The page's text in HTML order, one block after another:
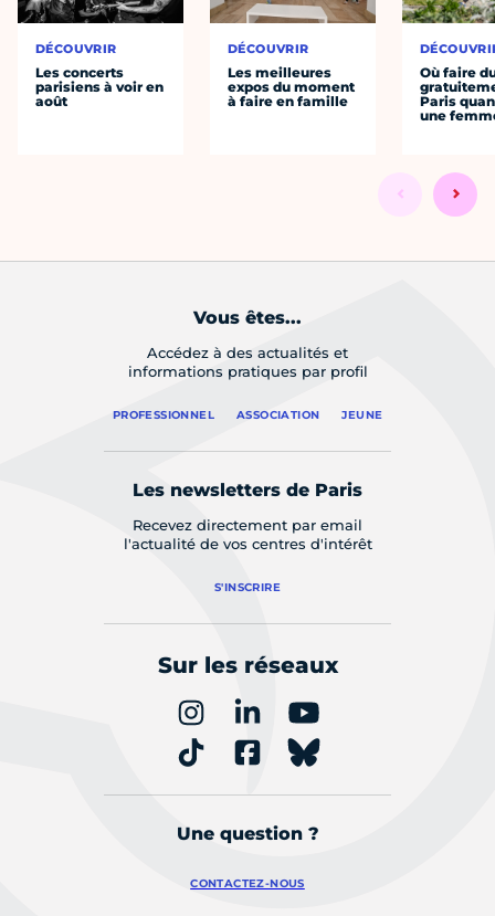
DÉCOUVRIR
Les concerts
parisiens à voir en
août
DÉCOUVRIR
Les meilleures
expos du moment
à faire en famille
Où faire
Paris
une
Vous êtes...
Accédez à des actualités et
informations pratiques par profil
PROFESSIONNEL ASSOCIATION JEUNE
Les newsletters de Paris
Recevez directement par email
l'actualité de vos centres d'intérêt
S'INSCRIRE
Sur les réseaux
Une question ?
CONTACTEZ-NOUS